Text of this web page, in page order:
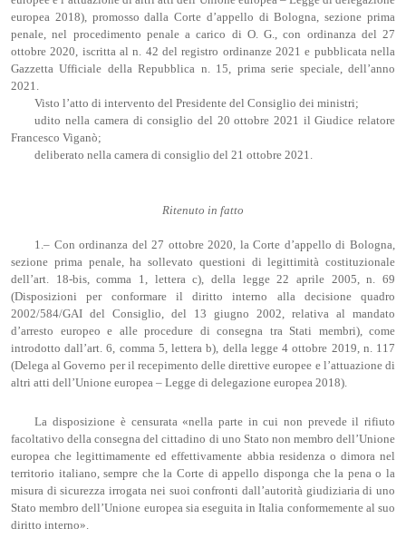
europea 2018), promosso dalla Corte d’appello di Bologna, sezione prima
penale, nel procedimento penale a carico di O. G., con ordinanza del 27
ottobre 2020, iscritta al n. 42 del registro ordinanze 2021 e pubblicata nella
Gazzetta Ufficiale della Repubblica n. 15, prima serie speciale, dell’anno
2021.
Visto l’atto di intervento del Presidente del Consiglio dei ministri;
udito nella camera di consiglio del 20 ottobre 2021 il Giudice relatore
Francesco Viganò;
deliberato nella camera di consiglio del 21 ottobre 2021.
Ritenuto in fatto
1.– Con ordinanza del 27 ottobre 2020, la Corte d’appello di Bologna,
sezione prima penale, ha sollevato questioni di legittimità costituzionale
dell’art. 18-bis, comma 1, lettera c), della legge 22 aprile 2005, n. 69
(Disposizioni per conformare il diritto interno alla decisione quadro
2002/584/GAI del Consiglio, del 13 giugno 2002, relativa al mandato
d’arresto europeo e alle procedure di consegna tra Stati membri), come
introdotto dall’art. 6, comma 5, lettera b), della legge 4 ottobre 2019, n. 117
(Delega al Governo per il recepimento delle direttive europee e l’attuazione di
altri atti dell’Unione europea – Legge di delegazione europea 2018).
La disposizione è censurata «nella parte in cui non prevede il rifiuto
facoltativo della consegna del cittadino di uno Stato non membro dell’Unione
europea che legittimamente ed effettivamente abbia residenza o dimora nel
territorio italiano, sempre che la Corte di appello disponga che la pena o la
misura di sicurezza irrogata nei suoi confronti dall’autorità giudiziaria di uno
Stato membro dell’Unione europea sia eseguita in Italia conformemente al suo
diritto interno».